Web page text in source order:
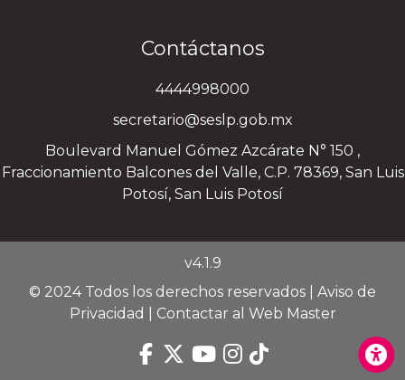
Contáctanos
4444998000
secretario@seslp.gob.mx
Boulevard Manuel Gómez Azcárate N° 150 ,
Fraccionamiento Balcones del Valle, C.P. 78369, San Luis
Potosí, San Luis Potosí
v4.1.9
© 2024 Todos los derechos reservados | Aviso de
Privacidad
Contactar al Web Master